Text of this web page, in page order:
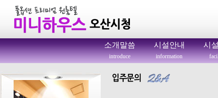
소개말씀
introduce
시설안내
information
시